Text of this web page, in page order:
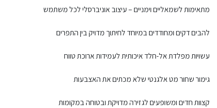
מתאימות לשמאליים וימניים – עיצוב אוניברסלי לכל משתמש
להבים דקים ומחודדים במיוחד לחיתוך מדויק בין התפרים
עשויות מפלדת אל-חלד איכותית לעמידות ארוכת טווח
גימור שחור מט אלגנטי שלא מכתים את האצבעות
קצוות חדים ומשופעים לגזירה מדויקת ובטוחה במקומות